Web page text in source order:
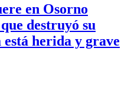
en Osorno
destruyó su
herida y grave